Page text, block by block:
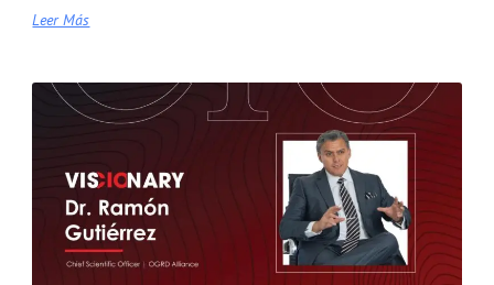
Leer Más